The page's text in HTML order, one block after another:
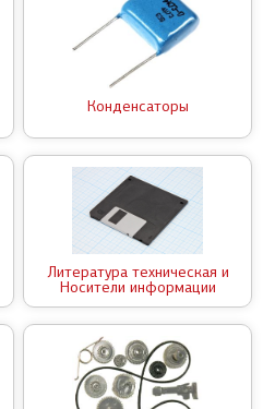
Конденсаторы
Литература техническая и
Носители информации